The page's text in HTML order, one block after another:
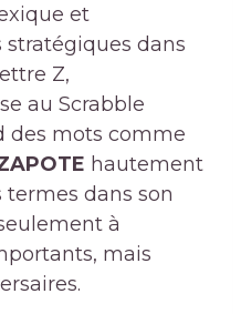
et
dans
Z,
au Scrabble
des mots comme
hautement
termes dans son
à
mais